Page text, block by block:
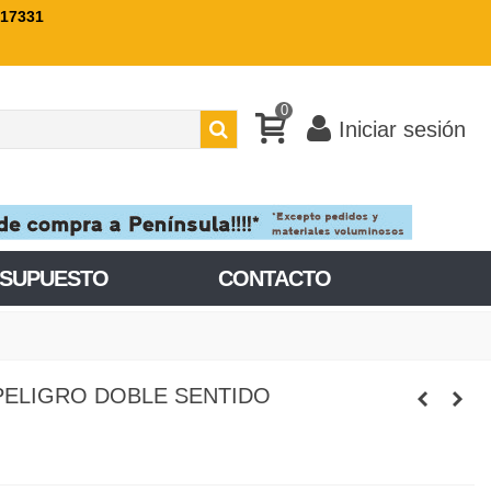
0
Iniciar sesión
CONTACTO
DOBLE SENTIDO